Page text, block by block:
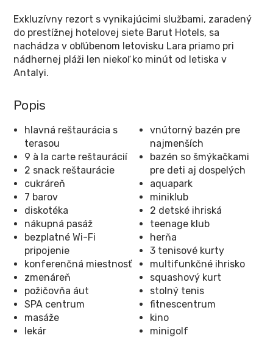
Exkluzívny rezort s vynikajúcimi službami, zaradený
do prestížnej hotelovej siete Barut Hotels, sa
nachádza v obľúbenom letovisku Lara priamo pri
nádhernej pláži len niekoľ ko minút od letiska v
Antalyi.
Popis
hlavná reštaurácia s
terasou
9 à la carte reštaurácií
2 snack reštaurácie
cukráreň
7 barov
diskotéka
nákupná pasáž
bezplatné Wi-Fi
pripojenie
konferenčná miestnosť
zmenáreň
požičovňa áut
SPA centrum
masáže
lekár
vnútorný bazén pre
najmenších
bazén so šmýkačkami
pre deti aj dospelých
aquapark
miniklub
2 detské ihriská
teenage klub
herňa
3 tenisové kurty
multifunkčné ihrisko
squashový kurt
stolný tenis
fitnescentrum
kino
minigolf